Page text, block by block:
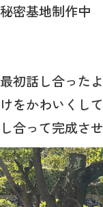
秘密基地制作中
最初話し合った
けをかわいくし
し合って完成さ